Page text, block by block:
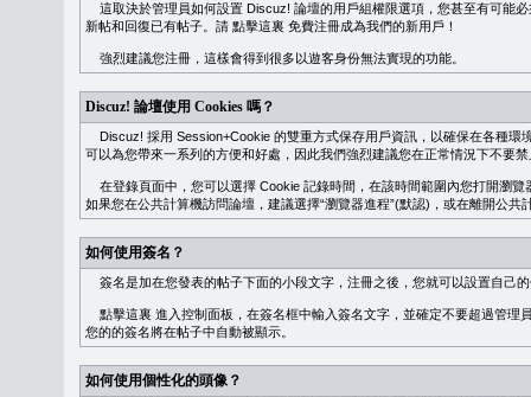
這取決於管理員如何設置 Discuz! 論壇的用戶組權限選項，您甚至有可能
新帖和回復已有帖子。請 點擊這裏 免費注冊成為我們的新用戶！
強烈建議您注冊，這樣會得到很多以遊客身份無法實現的功能。
Discuz! 論壇使用 Cookies 嗎？
Discuz! 採用 Session+Cookie 的雙重方式保存用戶資訊，以確保在各種環
可以為您帶來一系列的方便和好處，因此我們強烈建議您在正常情況下不要
在登錄頁面中，您可以選擇 Cookie 記錄時間，在該時間範圍內您打開瀏
如果您在公共計算機訪問論壇，建議選擇“瀏覽器進程”(默認)，或在離開公共
如何使用簽名？
簽名是加在您發表的帖子下面的小段文字，注冊之後，您就可以設置自己
點擊這裏 進入控制面板，在簽名框中輸入簽名文字，並確定不要超過管
您的的簽名將在帖子中自動被顯示。
如何使用個性化的頭像？